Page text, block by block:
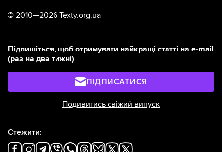
© 2010—2026 Texty.org.ua
Підпишіться, щоб отримувати найкращі статті на e-mail
(раз на два тижні)
ПІДПИСАТИСЯ
Подивитись свіжий випуск
Стежити: